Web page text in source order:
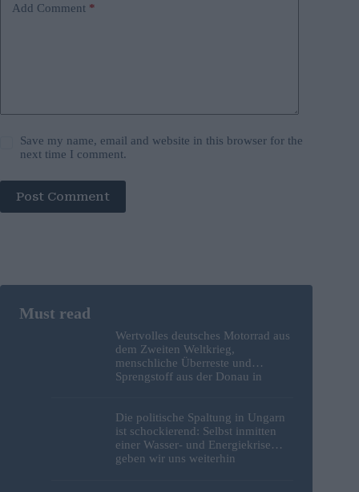
Add Comment *
Save my name, email and website in this browser for the
next time I comment.
Post Comment
Wertvolles deutsches Motorrad aus
dem Zweiten Weltkrieg,
menschliche Überreste und
Sprengstoff aus der Donau in
Die politische Spaltung in Ungarn
ist schockierend: Selbst inmitten
einer Wasser- und Energiekrise
geben wir uns weiterhin